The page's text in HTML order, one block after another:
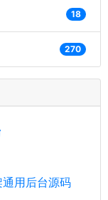
18
270
用后台源码